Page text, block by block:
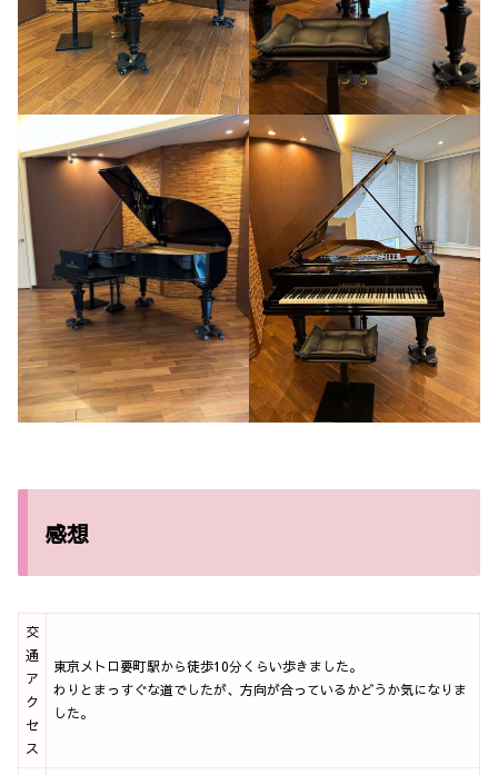
感想
交
通
ア
ク
セ
ス
東京メトロ要町駅から徒歩10分くらい歩きました。
わりとまっすぐな道でしたが、方向が合っているかどうか気になりま
した。